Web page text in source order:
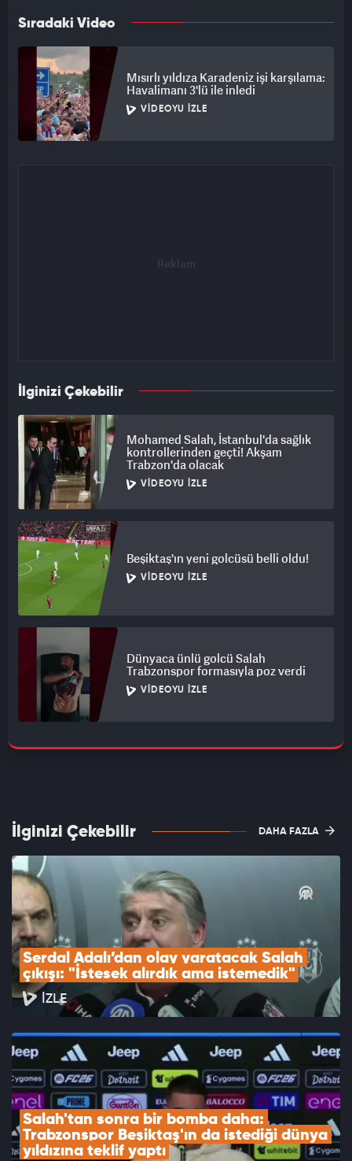
Sıradaki Video
Mısırlı yıldıza Karadeniz işi karşılama:
Havalimanı 3'lü ile inledi
VIDEOYU İZLE
İlginizi Çekebilir
Mohamed Salah, İstanbul'da sağlık
kontrollerinden geçti! Akşam
Trabzon'da olacak
VIDEOYU İZLE
Beşiktaş'ın yeni golcüsü belli oldu!
VIDEOYU İZLE
Dünyaca ünlü golcü Salah
Trabzonspor formasıyla poz verdi
VIDEOYU İZLE
İlginizi Çekebilir DAHA FAZLA
Serdal Adalı’dan olay yaratacak Salah
çıkışı: "İstesek alırdık ama istemedik"
İZLE
Salah'tan sonra bir bomba daha:
Trabzonspor Beşiktaş'ın da istediği dünya
yıldızına teklif yaptı